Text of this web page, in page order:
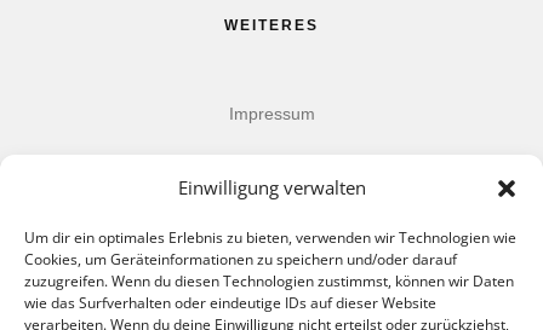
Einwilligung verwalten
Um dir ein optimales Erlebnis zu bieten, verwenden wir Technologien wie
Cookies, um Geräteinformationen zu speichern und/oder darauf
zuzugreifen. Wenn du diesen Technologien zustimmst, können wir Daten
wie das Surfverhalten oder eindeutige IDs auf dieser Website
verarbeiten. Wenn du deine Einwilligung nicht erteilst oder zurückziehst,
WEITERES
Impressum
AGB